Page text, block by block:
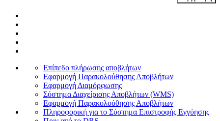
Επίπεδο πλήρωσης αποβλήτων
Εφαρμογή Παρακολούθησης Αποβλήτων
Εφαρμογή Διαμόρφωσης
Σύστημα Διαχείρισης Αποβλήτων (WMS)
Εφαρμογή Παρακολούθησης Αποβλήτων
Πληροφορική για το Σύστημα Επιστροφής Εγγύησης